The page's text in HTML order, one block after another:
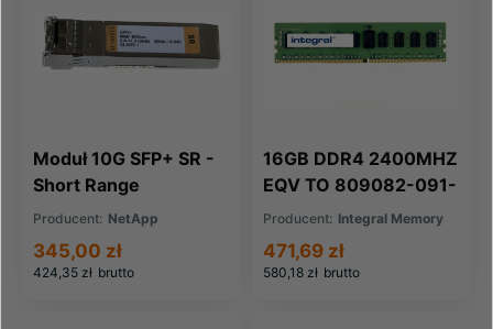
Moduł 10G SFP+ SR -
Short Range
Producent: NetApp
424,35 zł brutto
345,00 zł
16GB DDR4 2400MHZ
EQV TO 809082-091-
IN FOR HP COMPAQ
Producent: Integral Memory
580,18 zł brutto
471,69 zł